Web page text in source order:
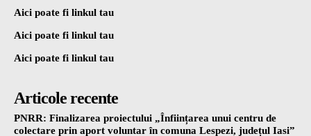
Aici poate fi linkul tau
Aici poate fi linkul tau
Aici poate fi linkul tau
Articole recente
PNRR: Finalizarea proiectului „Înființarea unui centru de
colectare prin aport voluntar în comuna Lespezi, județul Iasi”